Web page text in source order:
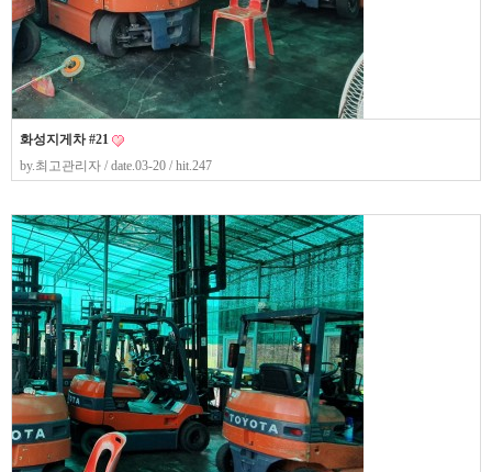
화성지게차 #21
by.최고관리자 / date.03-20 / hit.247